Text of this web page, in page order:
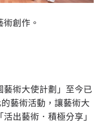
創作。
藝術大使計劃」至今已
藝術活動，讓藝術大
出藝術．積極分享」